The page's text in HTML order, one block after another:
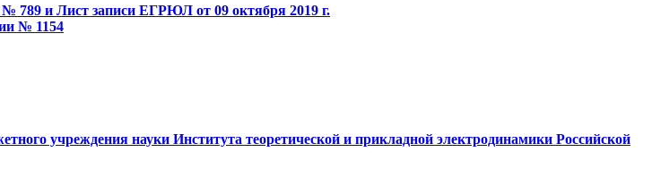
789 и Лист записи ЕГРЮЛ от 09 октября 2019 г.
№ 1154
учреждения науки Института теоретической и прикладной электродинамики Российской